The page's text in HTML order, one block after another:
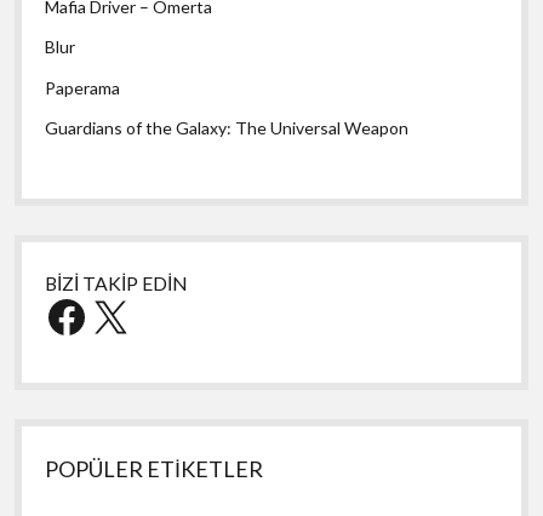
Mafia Driver – Omerta
Blur
Paperama
Guardians of the Galaxy: The Universal Weapon
BİZİ TAKİP EDİN
Facebook
X
POPÜLER ETİKETLER